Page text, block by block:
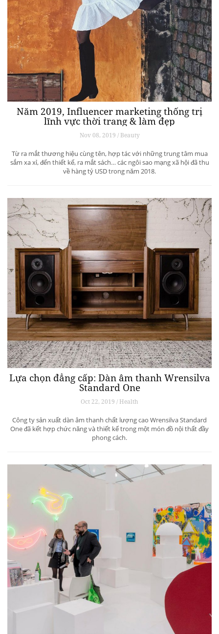
Năm 2019, Influencer marketing thống trị
lĩnh vực thời trang & làm đẹp
Nov 08, 2019 / Beauty
Từ ra mắt thương hiệu cùng tên, hợp tác với những trung tâm mua
sắm xa xỉ, đến thiết kế, ra mắt sách… các ngôi sao mạng xã hội đã thu
về hàng tỷ USD trong năm 2018.
Lựa chọn đẳng cấp: Dàn âm thanh Wrensilva
Standard One
Oct 22, 2019 / Health
Công ty sản xuất dàn âm thanh chất lượng cao Wrensilva Standard
One đã kết hợp chức năng và thiết kế trong một món đồ nội thất đầy
phong cách.